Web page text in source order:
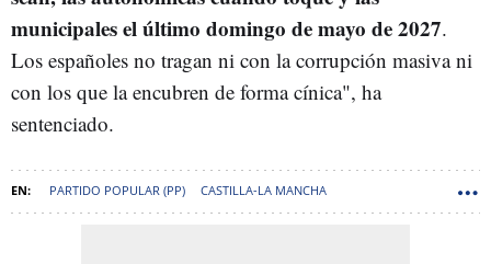
municipales el último domingo de mayo de 2027.
Los españoles no tragan ni con la corrupción masiva ni
con los que la encubren de forma cínica", ha
sentenciado.
PARTIDO POPULAR (PP) CASTILLA-LA MANCHA